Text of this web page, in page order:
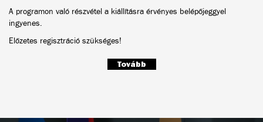
A programon való részvétel a kiállításra érvényes belépőjeggyel
ingyenes.
Előzetes regisztráció szükséges!
Tovább